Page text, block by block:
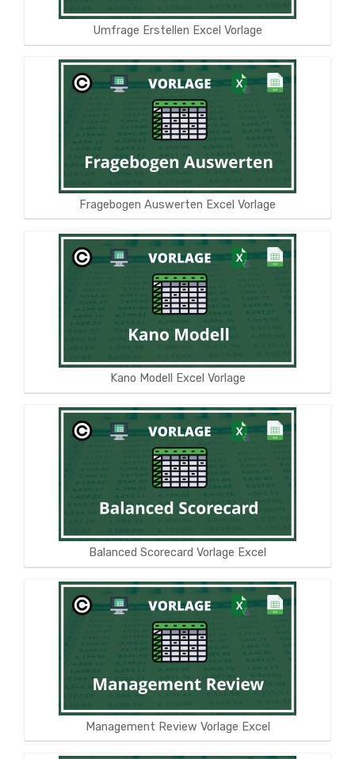
Umfrage Erstellen Excel Vorlage
Fragebogen Auswerten Excel Vorlage
Kano Modell Excel Vorlage
Balanced Scorecard Vorlage Excel
Management Review Vorlage Excel